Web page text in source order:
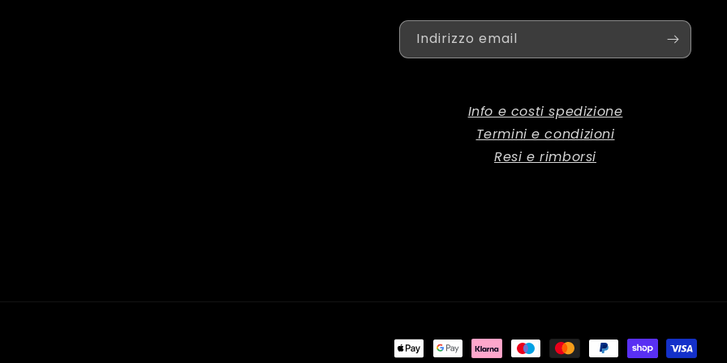
Indirizzo email
Info e costi spedizione
Termini e condizioni
Resi e rimborsi
Metodi